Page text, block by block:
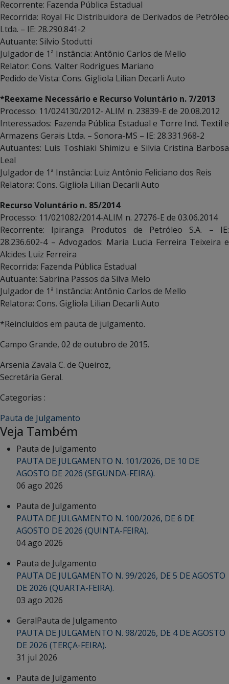
Recorrente: Fazenda Pública Estadual
Recorrida: Royal Fic Distribuidora de Derivados de Petróleo
Ltda. – IE: 28.290.841-2
Autuante: Silvio Stodutti
Julgador de 1ª Instância: Antônio Carlos de Mello
Relator: Cons. Valter Rodrigues Mariano
Pedido de Vista: Cons. Gigliola Lilian Decarli Auto
*Reexame Necessário e Recurso Voluntário n. 7/2013
Processo: 11/024130/2012- ALIM n. 23839-E de 20.08.2012
Interessados: Fazenda Pública Estadual e Torre Ind. Textil e
Armazens Gerais Ltda. – Sonora-MS – IE: 28.331.968-2
Autuantes: Luis Toshiaki Shimizu e Silvia Cristina Barbosa
Leal
Julgador de 1ª Instância: Luiz Antônio Feliciano dos Reis
Relatora: Cons. Gigliola Lilian Decarli Auto
Recurso Voluntário n. 85/2014
Processo: 11/021082/2014-ALIM n. 27276-E de 03.06.2014
Recorrente: Ipiranga Produtos de Petróleo S.A. – IE:
28.236.602-4 – Advogados: Maria Lucia Ferreira Teixeira e
Alcides Luiz Ferreira
Recorrida: Fazenda Pública Estadual
Autuante: Sabrina Passos da Silva Melo
Julgador de 1ª Instância: Antônio Carlos de Mello
Relatora: Cons. Gigliola Lilian Decarli Auto
*Reincluídos em pauta de julgamento.
Campo Grande, 02 de outubro de 2015.
Arsenia Zavala C. de Queiroz,
Secretária Geral.
Categorias :
Pauta de Julgamento
Veja Também
Pauta de Julgamento
PAUTA DE JULGAMENTO N. 101/2026, DE 10 DE
AGOSTO DE 2026 (SEGUNDA-FEIRA).
06 ago 2026
Pauta de Julgamento
PAUTA DE JULGAMENTO N. 100/2026, DE 6 DE
AGOSTO DE 2026 (QUINTA-FEIRA).
04 ago 2026
Pauta de Julgamento
PAUTA DE JULGAMENTO N. 99/2026, DE 5 DE AGOSTO
DE 2026 (QUARTA-FEIRA).
03 ago 2026
GeralPauta de Julgamento
PAUTA DE JULGAMENTO N. 98/2026, DE 4 DE AGOSTO
DE 2026 (TERÇA-FEIRA).
31 jul 2026
Pauta de Julgamento